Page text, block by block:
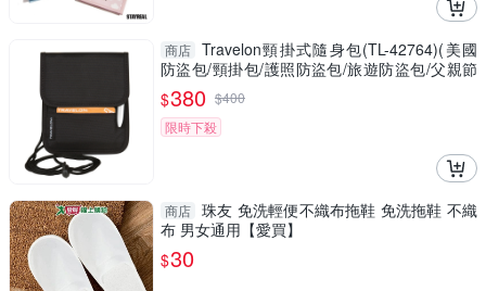
商店 Travelon頸掛式隨身包(TL-42764)(美國
防盜包/頸掛包/護照防盜包/旅遊防盜包/父親節
禮物/GetSport)
$380 $400
限時下殺
商店 珠友 免洗輕便不織布拖鞋 免洗拖鞋 不織
布 男女通用【愛買】
$30